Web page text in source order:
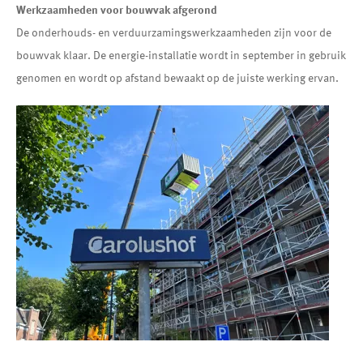
Werkzaamheden voor bouwvak afgerond
De onderhouds- en verduurzamingswerkzaamheden zijn voor de
bouwvak klaar. De energie-installatie wordt in september in gebruik
genomen en wordt op afstand bewaakt op de juiste werking ervan.